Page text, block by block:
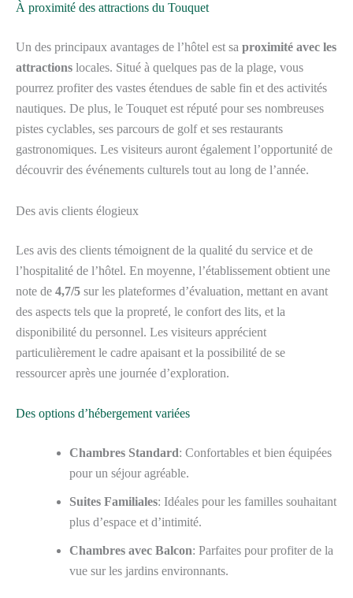
À proximité des attractions du Touquet
Un des principaux avantages de l’hôtel est sa proximité avec les
attractions locales. Situé à quelques pas de la plage, vous
pourrez profiter des vastes étendues de sable fin et des activités
nautiques. De plus, le Touquet est réputé pour ses nombreuses
pistes cyclables, ses parcours de golf et ses restaurants
gastronomiques. Les visiteurs auront également l’opportunité de
découvrir des événements culturels tout au long de l’année.
Des avis clients élogieux
Les avis des clients témoignent de la qualité du service et de
l’hospitalité de l’hôtel. En moyenne, l’établissement obtient une
note de 4,7/5 sur les plateformes d’évaluation, mettant en avant
des aspects tels que la propreté, le confort des lits, et la
disponibilité du personnel. Les visiteurs apprécient
particulièrement le cadre apaisant et la possibilité de se
ressourcer après une journée d’exploration.
Des options d’hébergement variées
Chambres Standard: Confortables et bien équipées
pour un séjour agréable.
Suites Familiales: Idéales pour les familles souhaitant
plus d’espace et d’intimité.
Chambres avec Balcon: Parfaites pour profiter de la
vue sur les jardins environnants.